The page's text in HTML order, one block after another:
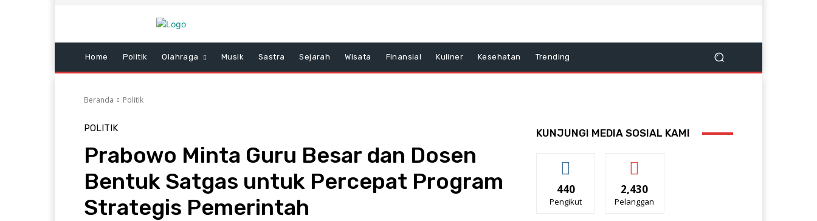
Home Politik Olahraga Musik Sastra Sejarah Wisata Finansial Kuliner Kesehatan Trending
Beranda Politik
POLITIK
Prabowo Minta Guru Besar dan Dosen
Bentuk Satgas untuk Percepat Program
Strategis Pemerintah
KUNJUNGI MEDIA SOSIAL KAMI
440
Pengikut
2,430
Pelanggan